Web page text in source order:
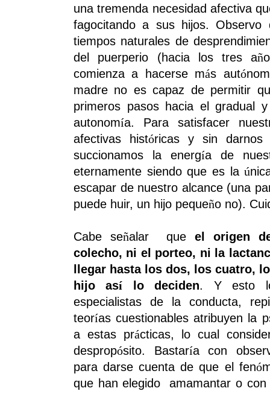
una tremenda necesidad afectiva
fagocitando a sus hijos.
tiempos naturales de
del puerperio (hacia los tres añ
comienza a hacerse más autó
madre no es capaz de permitir
primeros pasos hacia el gradual
autonomía. Para satisfacer
afectivas históricas y sin darnos
succionamos la energía de
eternamente siendo que es laú
escapar de nuestro alcance (una
puede huir, un hijo pequeño no).
Cabe señalar que el origen
colecho, ni el porteo, ni la
llegar hasta los dos, los cuatro,
hijo así lo deciden. Y esto
especialistas de la conducta,
teorías cuestionables atribuyen la
a estas prácticas, lo cual
despropósito. Bastaría con
para darse cuenta de que el fenó
que han elegido
amamantar o